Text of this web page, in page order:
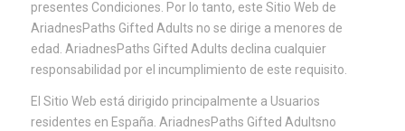
presentes Condiciones. Por lo tanto, este Sitio Web de
AriadnesPaths Gifted Adults no se dirige a menores de
edad. AriadnesPaths Gifted Adults declina cualquier
responsabilidad por el incumplimiento de este requisito.
El Sitio Web está dirigido principalmente a Usuarios
residentes en España. AriadnesPaths Gifted Adultsno